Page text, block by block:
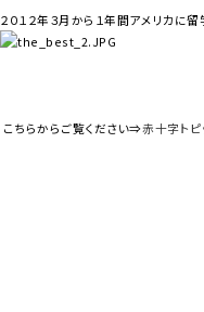
２０１２年３月から１年間アメリカに
こちらからご覧ください⇒赤十字トピ